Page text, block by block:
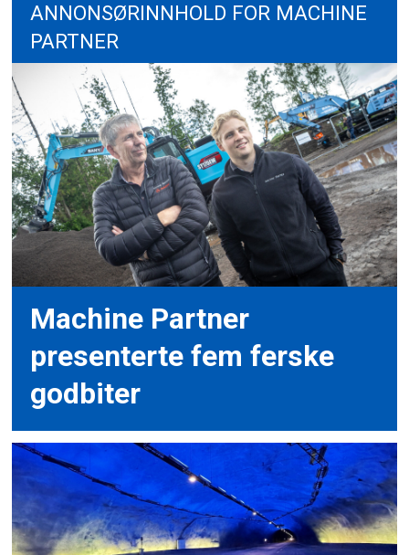
ANNONSØRINNHOLD FOR MACHINE
PARTNER
Machine Partner
presenterte fem ferske
godbiter